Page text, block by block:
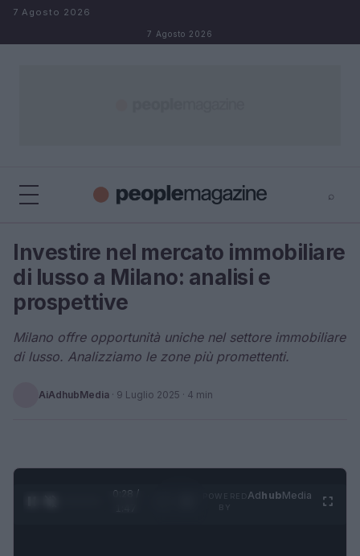
Salta al contenuto
7 Agosto 2026
7 Agosto 2026
⌕
Cerca
⌕ ×
Investire nel mercato immobiliare
di lusso a Milano: analisi e
prospettive
Milano offre opportunità uniche nel settore immobiliare
di lusso. Analizziamo le zone più promettenti.
AiAdhubMedia · 9 Luglio 2025 · 4 min
0:28 /
AdhubMedia